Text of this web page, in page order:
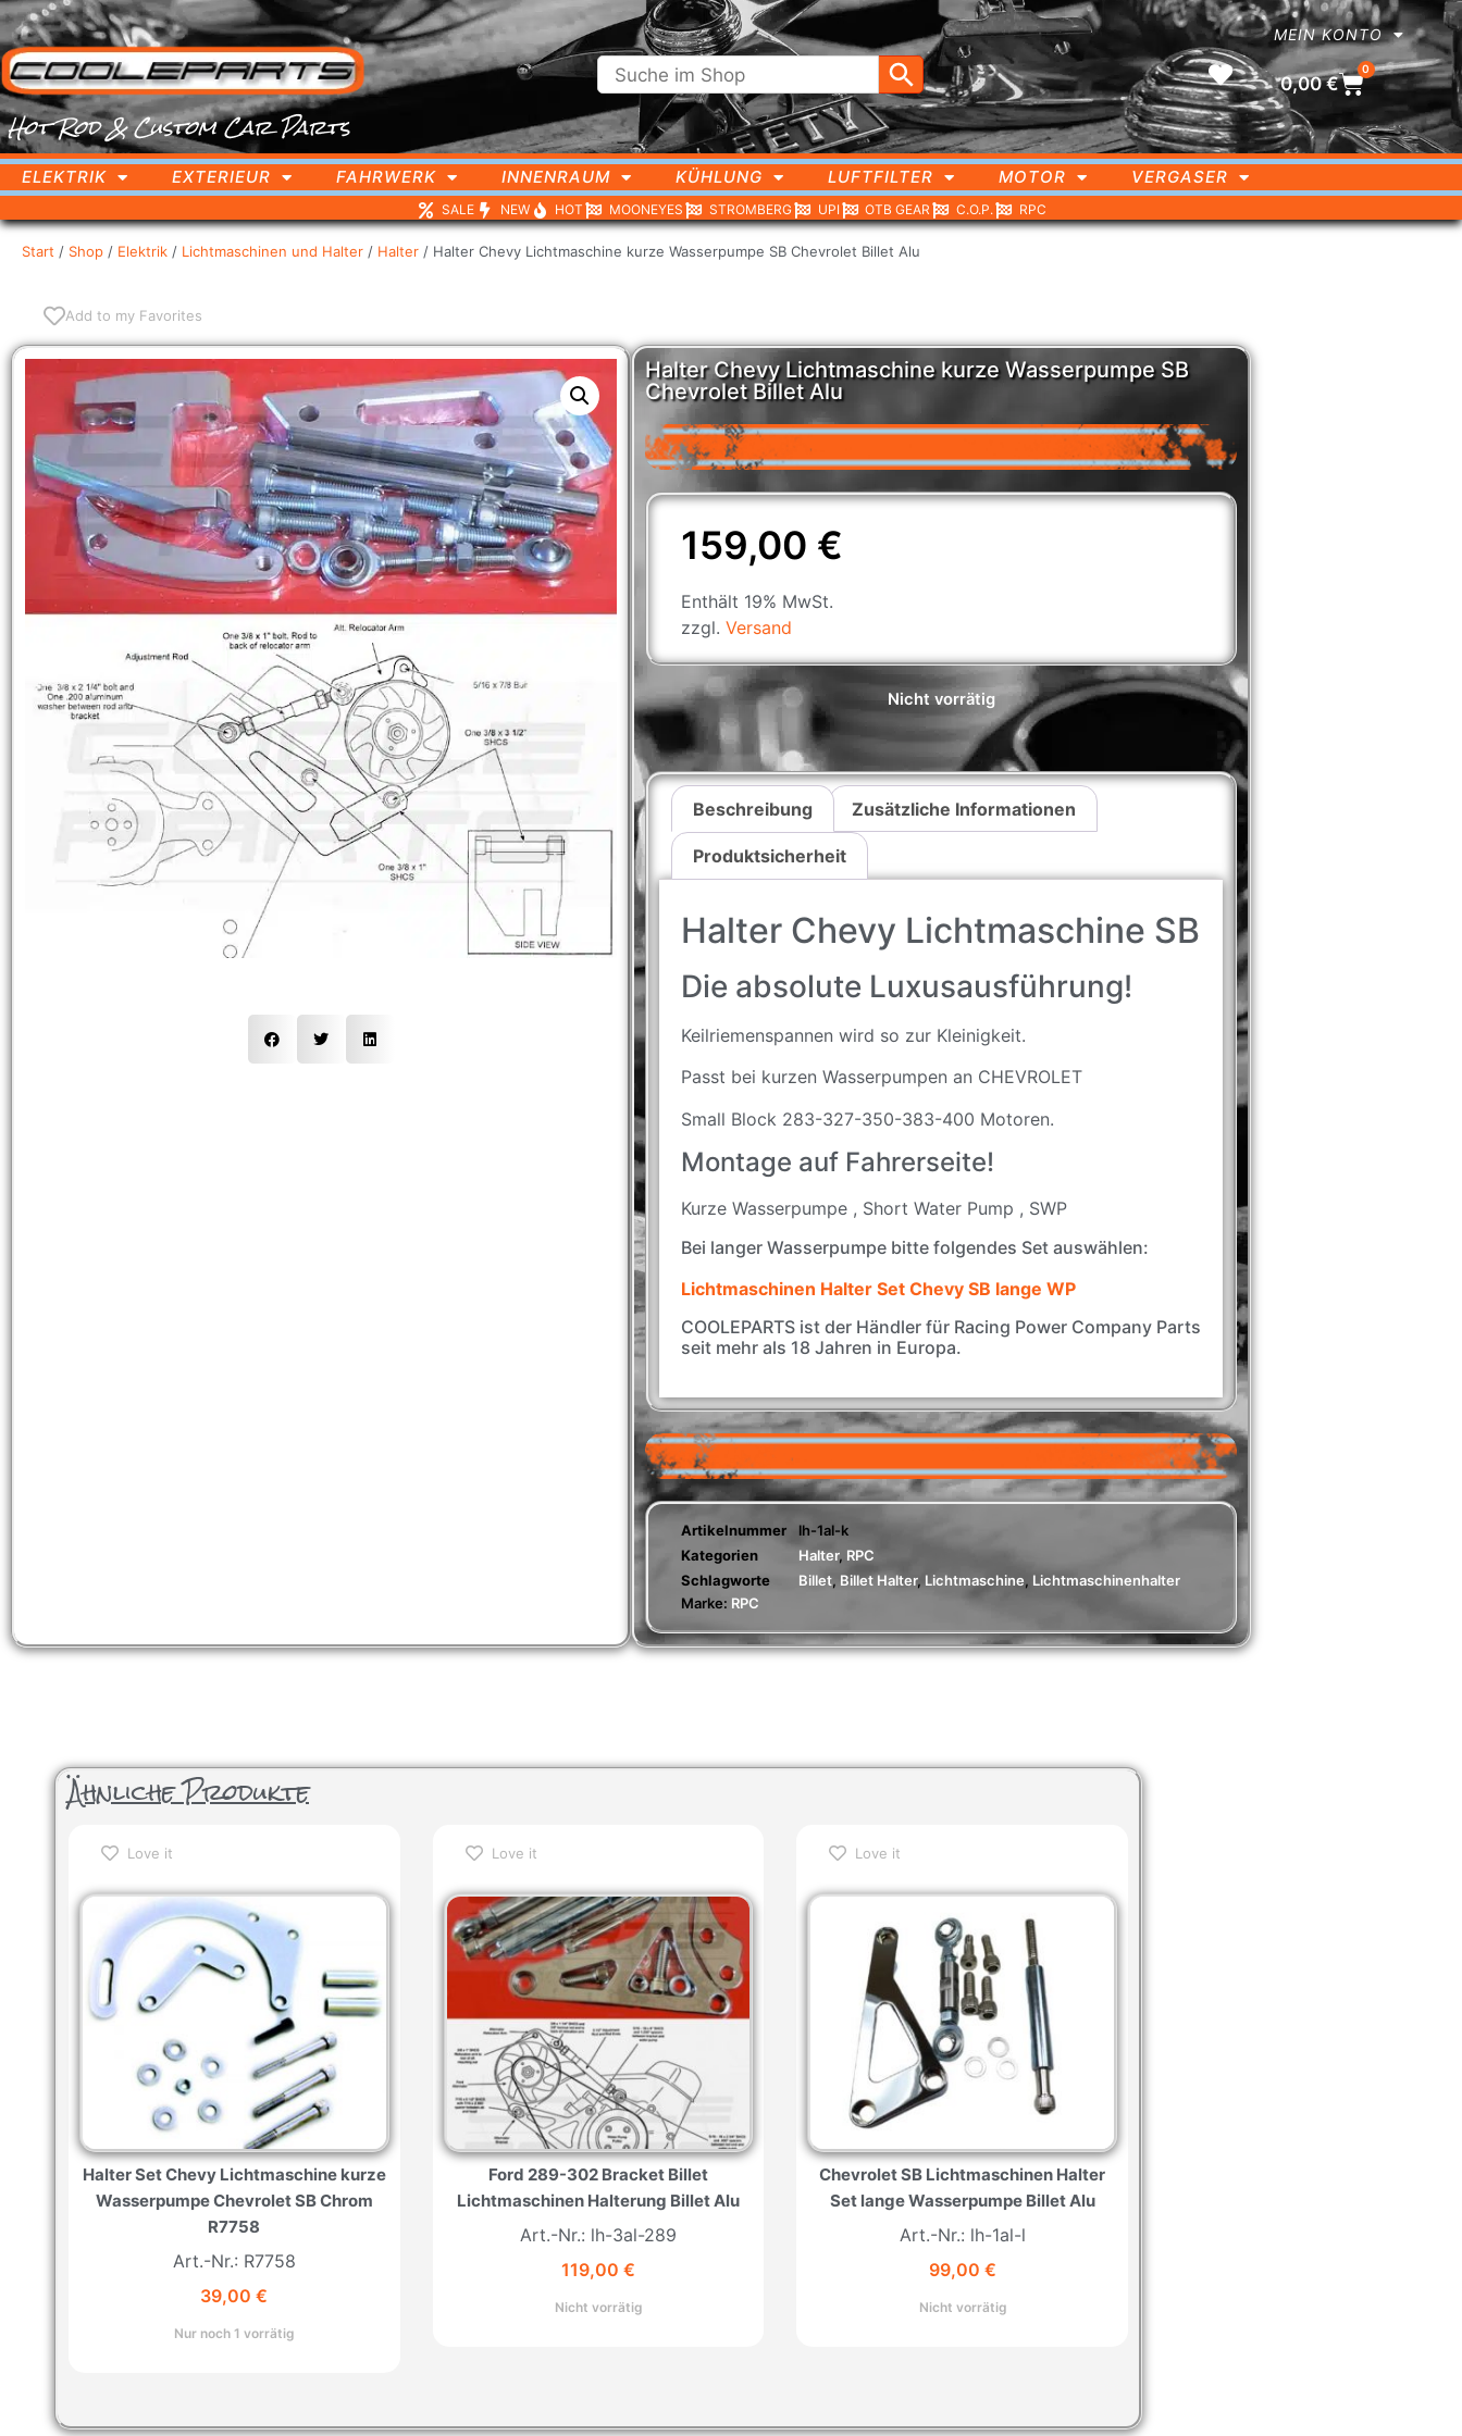
Hot Rod & Custom Car Parts
MEIN KONTO
0,00€
0
ELEKTRIK EXTERIEUR FAHRWERK INNENRAUM KÜHLUNG LUFTFILTER MOTOR VERGASER
SALE NEW HOT MOONEYES STROMBERG UPI OTB GEAR C.O.P. RPC
Start / Shop / Elektrik / Lichtmaschinen und Halter / Halter / Halter Chevy Lichtmaschine kurze Wasserpumpe SB Chevrolet Billet Alu
Add to my Favorites
Halter Chevy Lichtmaschine kurze Wasserpumpe SB
Chevrolet Billet Alu
159,00 €
Enthält 19% MwSt.
zzgl. Versand
Nicht vorrätig
Beschreibung Zusätzliche Informationen
Produktsicherheit
Halter Chevy Lichtmaschine SB
Die absolute Luxusausführung!
Keilriemenspannen wird so zur Kleinigkeit.
Passt bei kurzen Wasserpumpen an CHEVROLET
Small Block 283-327-350-383-400 Motoren.
Montage auf Fahrerseite!
Kurze Wasserpumpe , Short Water Pump , SWP
Bei langer Wasserpumpe bitte folgendes Set auswählen:
Lichtmaschinen Halter Set Chevy SB lange WP
COOLEPARTS ist der Händler für Racing Power Company Parts
seit mehr als 18 Jahren in Europa.
Artikelnummer
lh-1al-k
Kategorien
Halter, RPC
Schlagworte
Billet, Billet Halter, Lichtmaschine, Lichtmaschinenhalter
Marke: RPC
Ähnliche Produkte
Love it
Halter Set Chevy Lichtmaschine kurze
Wasserpumpe Chevrolet SB Chrom
R7758
Art.-Nr.: R7758
39,00€
Nur noch 1 vorrätig
Love it
Ford 289-302 Bracket Billet
Lichtmaschinen Halterung Billet Alu
Art.-Nr.: lh-3al-289
119,00 €
Nicht vorrätig
Love it
Chevrolet SB Lichtmaschinen Halter
Set lange Wasserpumpe Billet Alu
Art.-Nr.: lh-1al-l
99,00 €
Nicht vorrätig